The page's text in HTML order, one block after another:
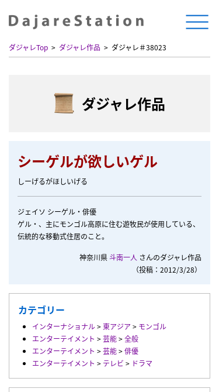
ダジャレTop ダジャレ作品 ダジャレ＃38023
ダジャレ作品
シーゲルが欲しいゲル
しーげるがほしいげる
ジェイソ シーゲル・俳優
ゲル・、主にモンゴル高原に住む遊牧民が使用している、
伝統的な移動式住居のこと。
神奈川県斗南一人 さんのダジャレ作品
（投稿：2012/3/28）
カテゴリー
インターナショナル>東アジア > モンゴル
エンターテイメント >芸能>全般
エンターテイメント >芸能>俳優
エンターテイメント > テレビ > ドラマ